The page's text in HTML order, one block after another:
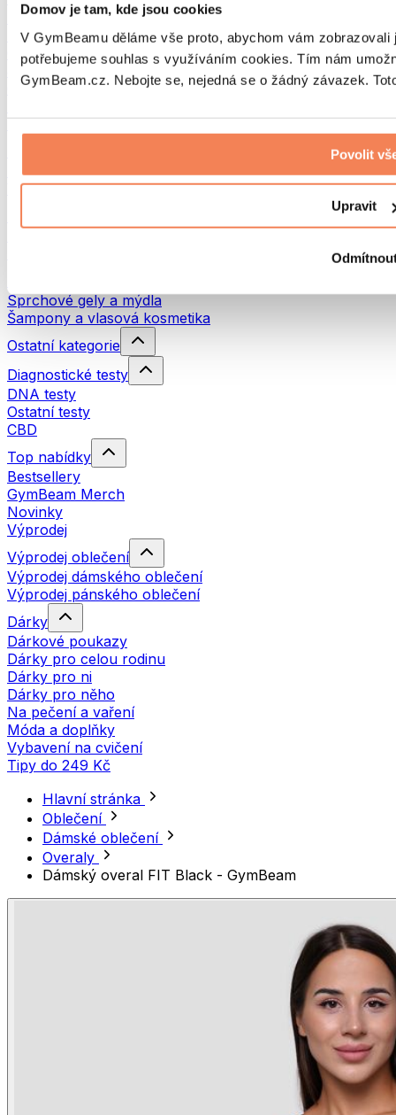
Domov je tam, kde jsou cookies
V GymBeamu děláme vše proto, abychom vám
potřebujeme souhlas s využíváním cookies. Tím nám
GymBeam.cz. Nebojte se, nejedná se o žádný závazek.
Povolit
Upravit
Běh
Bojové sporty
Cyklistika
Jóga a pilates
Otužování
Turistika
Red Light Therapy
Vodní filtry a konvice
Sprchové gely a mýdla
Šampony a vlasová kosmetika
Ostatní kategorie
Diagnostické testy
DNA testy
Ostatní testy
CBD
Top nabídky
Bestsellery
GymBeam Merch
Novinky
Výprodej
Výprodej oblečení
Výprodej dámského oblečení
Výprodej pánského oblečení
Dárky
Dárkové poukazy
Dárky pro celou rodinu
Dárky pro ni
Dárky pro něho
Na pečení a vaření
Móda a doplňky
Vybavení na cvičení
Tipy do 249 Kč
Hlavní stránka
Oblečení
Dámské oblečení
Overaly
Dámský overal FIT Black - GymBeam